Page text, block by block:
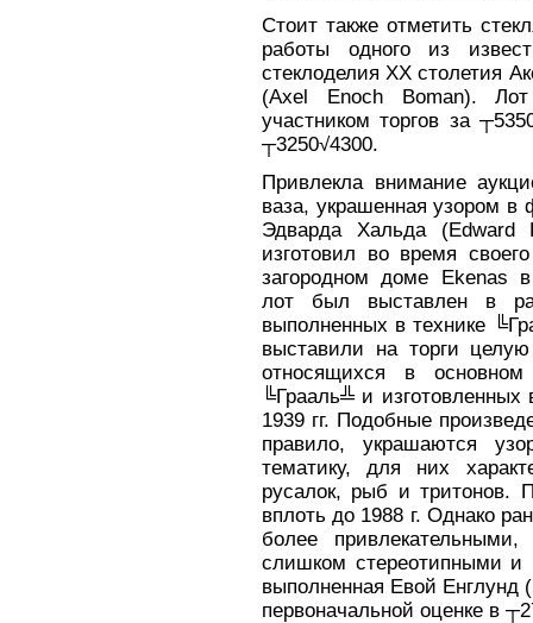
Стоит также отметить
работы одного из
стеклоделия XX столетия
(Axel Enoch Boman).
участником торгов за
┬3250√4300.
Привлекла внимание
ваза, украшенная узором
Эдварда Хальда (Edward
изготовил во время
загородном доме Ekenas
лот был выставлен в
выполненных в технике
выставили на торги
относящихся в
╚Грааль╩ и
1939 гг. Подобные
правило, украшаются
тематику, для них
русалок, рыб и тритонов.
вплоть до 1988 г. Однако
более
слишком стереотипными и
выполненная Евой Енглунд
первоначальной оценке в